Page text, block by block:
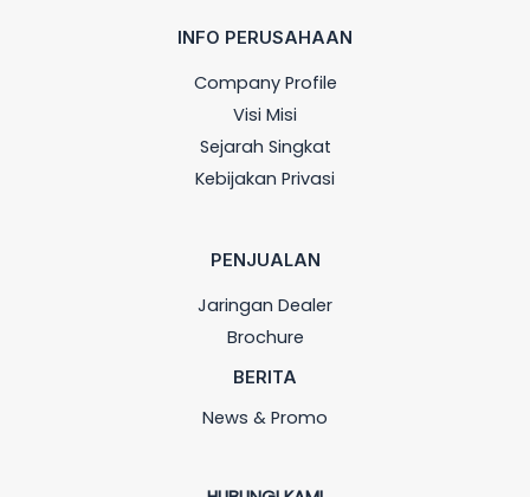
INFO PERUSAHAAN
Company Profile
Visi Misi
Sejarah Singkat
Kebijakan Privasi
PENJUALAN
Jaringan Dealer
Brochure
BERITA
News & Promo